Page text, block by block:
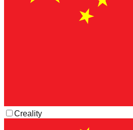
Creality